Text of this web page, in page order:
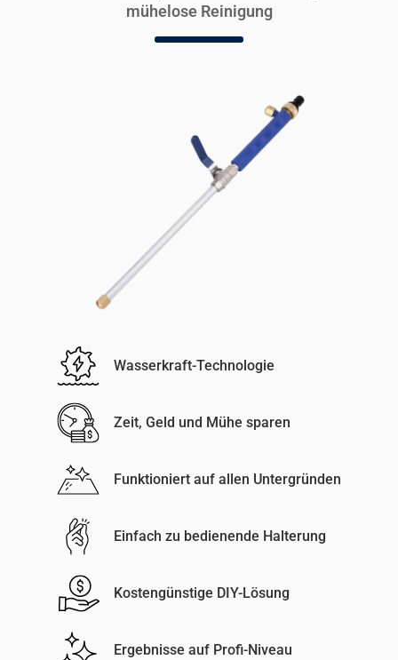
mühelose Reinigung
Wasserkraft-Technologie
Zeit, Geld und Mühe sparen
Funktioniert auf allen Untergründen
Einfach zu bedienende Halterung
Kostengünstige DIY-Lösung
Ergebnisse auf Profi-Niveau